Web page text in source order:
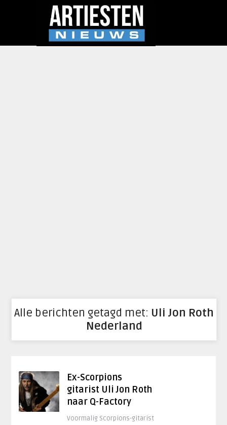
Alle berichten getagd met: Uli Jon Roth
Nederland
Ex-Scorpions
gitarist Uli Jon Roth
naar Q-Factory
Voormalig Scorpions-gitarist